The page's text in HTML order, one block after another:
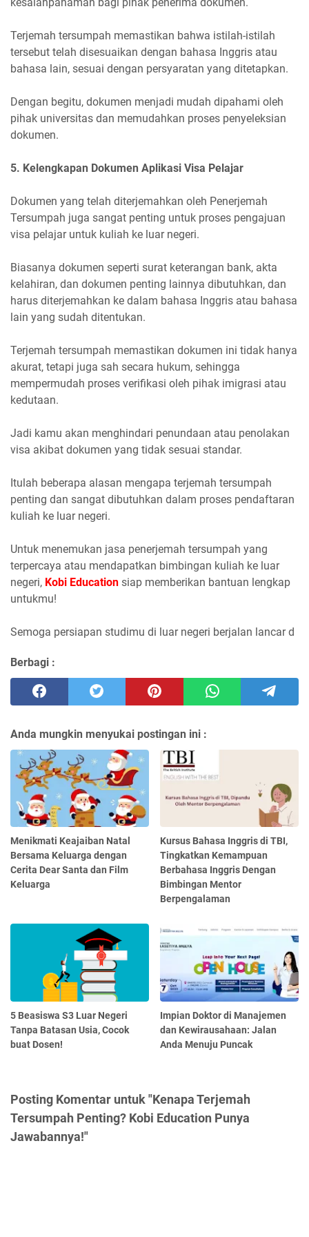
Terjemah tersumpah memastikan bahwa istilah-istilah
tersebut telah disesuaikan dengan bahasa Inggris atau
bahasa lain, sesuai dengan persyaratan yang ditetapkan.
Dengan begitu, dokumen menjadi mudah dipahami oleh
pihak universitas dan memudahkan proses penyeleksian
dokumen.
5. Kelengkapan Dokumen Aplikasi Visa Pelajar
Dokumen yang telah diterjemahkan oleh Penerjemah
Tersumpah juga sangat penting untuk proses pengajuan
visa pelajar untuk kuliah ke luar negeri.
Biasanya dokumen seperti surat keterangan bank, akta
kelahiran, dan dokumen penting lainnya dibutuhkan, dan
harus diterjemahkan ke dalam bahasa Inggris atau bahasa
lain yang sudah ditentukan.
Terjemah tersumpah memastikan dokumen ini tidak hanya
akurat, tetapi juga sah secara hukum, sehingga
mempermudah proses verifikasi oleh pihak imigrasi atau
kedutaan.
Jadi kamu akan menghindari penundaan atau penolakan
visa akibat dokumen yang tidak sesuai standar.
Itulah beberapa alasan mengapa terjemah tersumpah
penting dan sangat dibutuhkan dalam proses pendaftaran
kuliah ke luar negeri.
Untuk menemukan jasa penerjemah tersumpah yang
terpercaya atau mendapatkan bimbingan kuliah ke luar
negeri, Kobi Education siap memberikan bantuan lengkap
untukmu!
Semoga persiapan studimu di luar negeri berjalan lancar d
Berbagi :
Anda mungkin menyukai postingan ini :
Menikmati Keajaiban Natal
Bersama Keluarga dengan
Cerita Dear Santa dan Film
Keluarga
Kursus Bahasa Inggris di TBI,
Tingkatkan Kemampuan
Berbahasa Inggris Dengan
Bimbingan Mentor
Berpengalaman
5 Beasiswa S3 Luar Negeri
Tanpa Batasan Usia, Cocok
buat Dosen!
Impian Doktor di Manajemen
dan Kewirausahaan: Jalan
Anda Menuju Puncak
Posting Komentar untuk "Kenapa Terjemah
Tersumpah Penting? Kobi Education Punya
Jawabannya!"